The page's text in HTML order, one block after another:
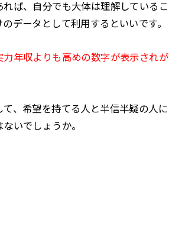
れば、自分でも大体は理解しているこ
データとして利用するといいです。
力年収よりも高めの数字が表示されが
て、希望を持てる人と半信半疑の人に
いでしょうか。